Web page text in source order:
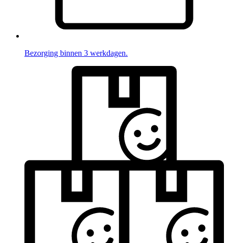
Bezorging binnen 3 werkdagen.